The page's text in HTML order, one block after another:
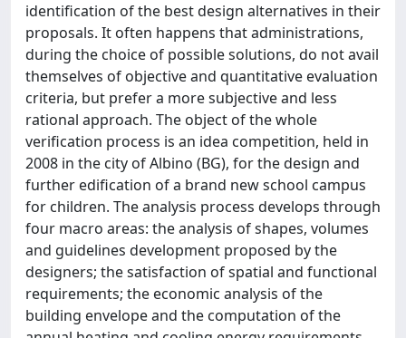
identification of the best design alternatives in their
proposals. It often happens that administrations,
during the choice of possible solutions, do not avail
themselves of objective and quantitative evaluation
criteria, but prefer a more subjective and less
rational approach. The object of the whole
verification process is an idea competition, held in
2008 in the city of Albino (BG), for the design and
further edification of a brand new school campus
for children. The analysis process develops through
four macro areas: the analysis of shapes, volumes
and guidelines development proposed by the
designers; the satisfaction of spatial and functional
requirements; the economic analysis of the
building envelope and the computation of the